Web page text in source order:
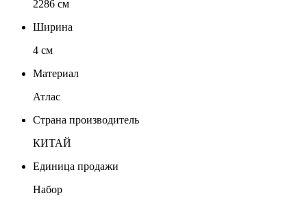
2286 см
Ширина
4 см
Материал
Атлас
Страна производитель
КИТАЙ
Единица продажи
Набор